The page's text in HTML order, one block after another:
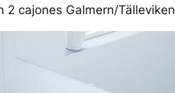
2 cajones Galmern/Tälleviken